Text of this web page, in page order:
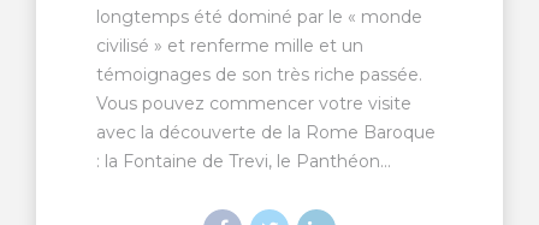
longtemps été dominé par le « monde
civilisé » et renferme mille et un
témoignages de son très riche passée.
Vous pouvez commencer votre visite
avec la découverte de la Rome Baroque
: la Fontaine de Trevi, le Panthéon...